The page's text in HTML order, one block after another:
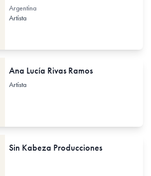
Argentina
Artista
Ana Lucía Rivas Ramos
Artista
Sin Kabeza Producciones